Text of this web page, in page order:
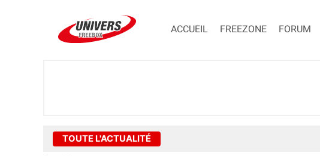
ACCUEIL FREEZONE FORUM
TOUTE L'ACTUALITÉ